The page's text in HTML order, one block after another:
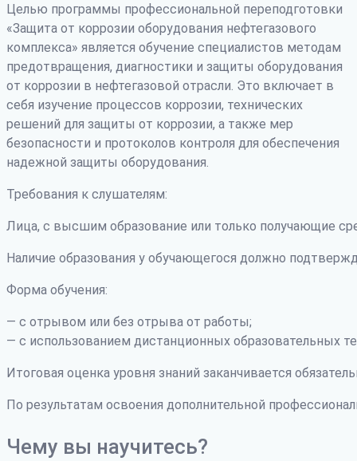
Целью программы профессиональной переподготовки
«Защита от коррозии оборудования нефтегазового
комплекса» является обучение специалистов методам
предотвращения, диагностики и защиты оборудования
от коррозии в нефтегазовой отрасли. Это включает в
себя изучение процессов коррозии, технических
решений для защиты от коррозии, а также мер
безопасности и протоколов контроля для обеспечения
надежной защиты оборудования.
Требования к слушателям:
Лица, с высшим образование или только получающие
Наличие образования у обучающегося должно
Форма обучения:
— с отрывом или без отрыва от работы;
— с использованием дистанционных образовательных
Итоговая оценка уровня знаний заканчивается
По результатам освоения дополнительной
Чему вы научитесь?